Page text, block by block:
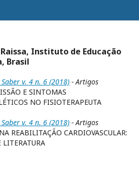
Instituto de Educação
Brasil
v. 4 n. 6 (2018) - Artigos
E SINTOMAS
NO FISIOTERAPEUTA
v. 4 n. 6 (2018) - Artigos
REABILITAÇÃO CARDIOVASCULAR:
LITERATURA